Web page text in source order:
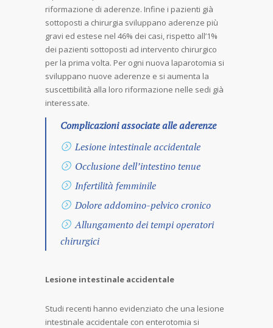
riformazione di aderenze. Infine i pazienti già
sottoposti a chirurgia sviluppano aderenze più
gravi ed estese nel 46% dei casi, rispetto all’1%
dei pazienti sottoposti ad intervento chirurgico
per la prima volta. Per ogni nuova laparotomia si
sviluppano nuove aderenze e si aumenta la
suscettibilità alla loro riformazione nelle sedi già
interessate.
Complicazioni associate alle aderenze
Lesione intestinale accidentale
Occlusione dell’intestino tenue
Infertilità femminile
Dolore addomino-pelvico cronico
Allungamento dei tempi operatori
chirurgici
Lesione intestinale accidentale
Studi recenti hanno evidenziato che una lesione
intestinale accidentale con enterotomia si